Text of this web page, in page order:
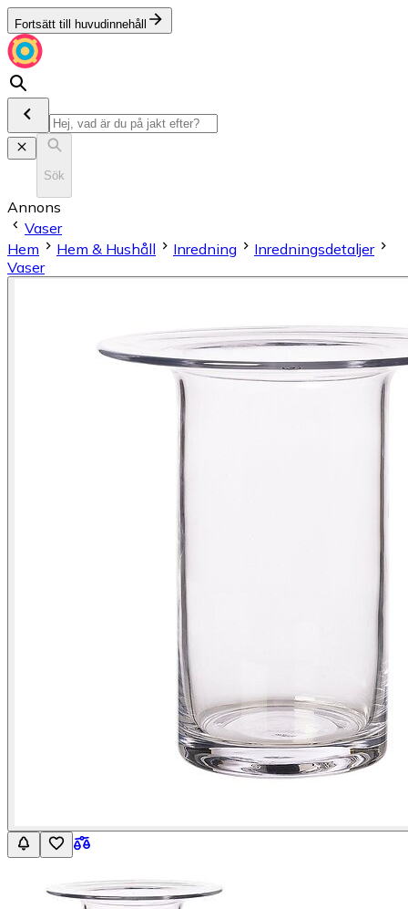
Fortsätt till huvudinnehåll
Sök
Annons
Vaser
Hem
Hem & Hushåll Inredning
Inredningsdetaljer
Vaser